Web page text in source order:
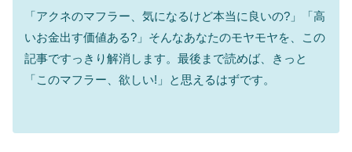
「アクネのマフラー、気になるけど本当に良いの?」「高
いお金出す価値ある?」そんなあなたのモヤモヤを、この
記事ですっきり解消します。最後まで読めば、きっと
「このマフラー、欲しい!」と思えるはずです。